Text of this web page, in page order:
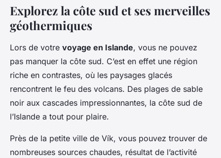
Explorez la côte sud et ses merveilles
géothermiques
Lors de votre voyage en Islande, vous ne pouvez
pas manquer la côte sud. C’est en effet une région
riche en contrastes, où les paysages glacés
rencontrent le feu des volcans. Des plages de sable
noir aux cascades impressionnantes, la côte sud de
l’Islande a tout pour plaire.
Près de la petite ville de Vík, vous pouvez trouver de
nombreuses sources chaudes, résultat de l’activité